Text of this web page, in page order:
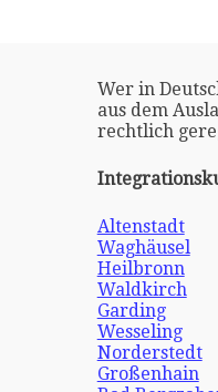
Wer in
aus dem
rechtlich
Altenstadt
Waghäusel
Heilbronn
Waldkirch
Garding
Wesseling
Norderstedt
Großenhain